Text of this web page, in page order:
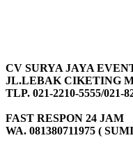
CV SURYA JAYA
JL.LEBAK CIKETING
TLP. 021-2210-5555/021-
FAST RESPON 24 JAM
WA. 081380711975 (